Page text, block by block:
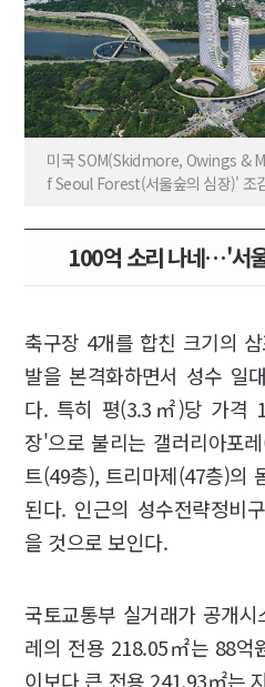
미국 SOM(Skidmore, Owings &
f Seoul Forest(서울숲의 심장)' 조
100억 소리 나네…'서
축구장 4개를 합친 크기의
발을 본격화하면서 성수 일
다. 특히 평(3.3㎡)당 가격
장'으로 불리는 갤러리아포
트(49층), 트리마제(47층)의
된다. 인근의 성수전략정비
을 것으로 보인다.
국토교통부 실거래가 공개
레의 전용 218.05㎡는 88억
이보다 큰 전용 241.93㎡는